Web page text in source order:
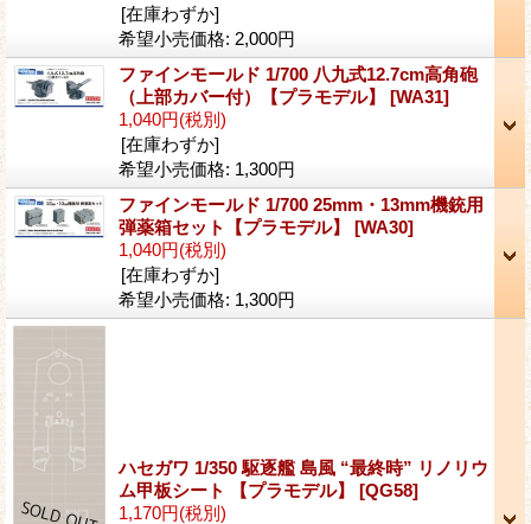
[在庫わずか]
希望小売価格: 2,000円
ファインモールド 1/700 八九式12.7cm高角砲
（上部カバー付）【プラモデル】 [WA31]
1,040円(税別)
[在庫わずか]
希望小売価格: 1,300円
ファインモールド 1/700 25mm・13mm機銃用
弾薬箱セット【プラモデル】 [WA30]
1,040円(税別)
[在庫わずか]
希望小売価格: 1,300円
ハセガワ 1/350 駆逐艦 島風 “最終時” リノリウ
ム甲板シート 【プラモデル】 [QG58]
1,170円(税別)